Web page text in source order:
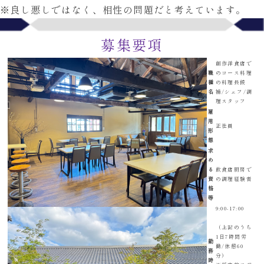
※良し悪しではなく、 相性の問題だと考えています。
募集要項
職
種
名
創作洋食店で
のコース料理
の料理長候
補/シェフ/調
理スタッフ
雇
用
形
態
正社員
求
め
る
資
格
等
飲食店厨房で
の調理経験者
勤
務
時
9:00-17:00
（上記のうち
1日7時間労
働/休憩60
分）